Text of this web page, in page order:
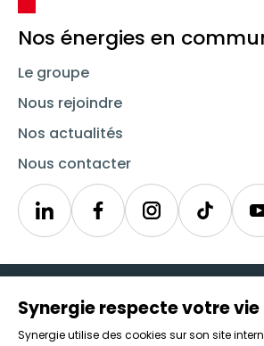
Nos énergies en
Le groupe
Nous rejoindre
Nos actualités
Nous contacter
LinkedinSynergieInstagramTikTok
Icône d'illustration
Candidats